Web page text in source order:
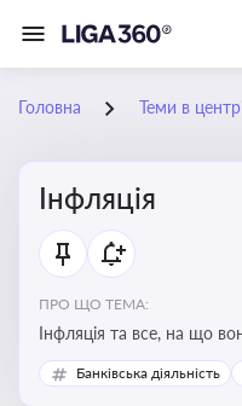
Головна Теми в
Інфляція
ПРО ЩО ТЕМА:
Інфляція та все, на що
Банківська діяльність